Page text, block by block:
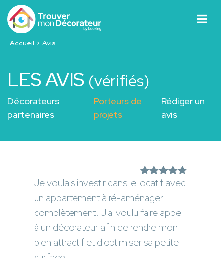
Accueil Avis
LES AVIS (vérifiés)
Décorateurs
partenaires
Porteurs de
projets
Rédiger un
avis
Je voulais investir dans le locatif avec
un appartement à ré-aménager
complètement. J'ai voulu faire appel
à un décorateur afin de rendre mon
bien attractif et d'optimiser sa petite